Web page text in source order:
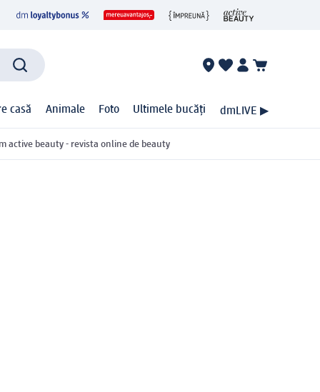
casă Animale Foto Ultimele bucăți dmLIVE ▶
active beauty - revista online de beauty